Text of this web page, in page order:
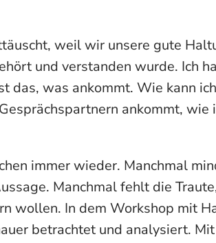
weil wir unsere gute
und verstanden wurde. Ich
das, was ankommt. Wie kann
ankommt,
immer wieder. Manchmal
Manchmal fehlt die
wollen. In dem Workshop mit
betrachtet und analysiert.